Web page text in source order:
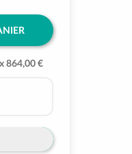
864,00 €